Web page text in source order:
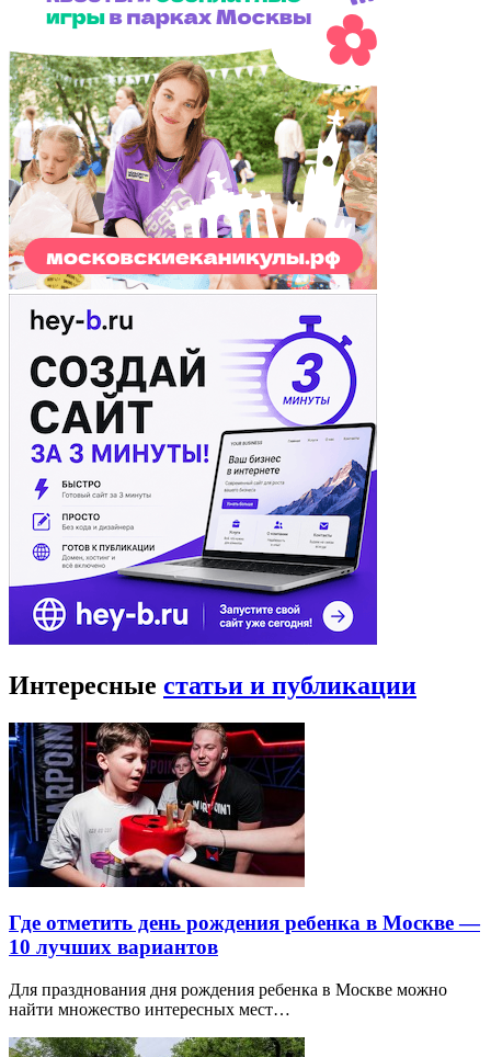
Интересные статьи и публикации
Где отметить день рождения ребенка в Москве —
10 лучших вариантов
Для празднования дня рождения ребенка в Москве можно
найти множество интересных мест…